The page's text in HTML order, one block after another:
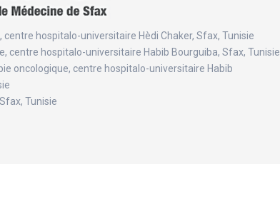
centre hospitalo-universitaire Hèdi Chaker, Sfax, Tunisie
centre hospitalo-universitaire Habib Bourguiba, Sfax, Tunisie
oncologique, centre hospitalo-universitaire Habib
Tunisie